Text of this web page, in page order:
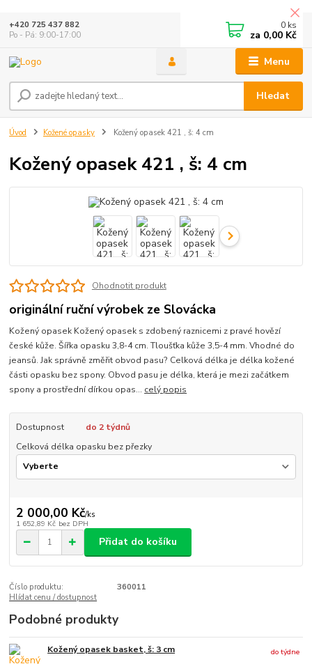
Menu
Hledat
+420 725 437 882
Po - Pá: 9:00-17:00
0 ks
za 0,00 Kč
Úvod Kožené opasky Kožený opasek 421 , š: 4 cm
Kožený opasek 421 , š: 4 cm
Ohodnotit produkt
originální ruční výrobek ze Slovácka
Kožený opasek Kožený opasek s zdobený raznicemi z pravé hovězí
české kůže. Šířka opasku 3,8-4 cm. Tloušťka kůže 3,5-4 mm. Vhodné do
jeansů. Jak správně změřit obvod pasu? Celková délka je délka kožené
části opasku bez spony. Obvod pasu je délka, která je mezi začátkem
spony a prostřední dírkou opas... celý popis
Dostupnost
do 2 týdnů
Celková délka opasku bez přezky
2 000,00 Kč/ks
1 652,89 Kč bez DPH
Přidat do košíku
Číslo produktu:
360011
Hlídat cenu / dostupnost
Podobné produkty
Kožený opasek basket, š: 3 cm
do týdne